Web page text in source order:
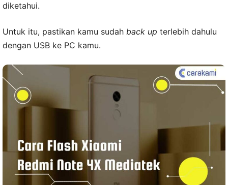
diketahui.
Untuk itu, pastikan kamu sudah back up terlebih dahulu
dengan USB ke PC kamu.